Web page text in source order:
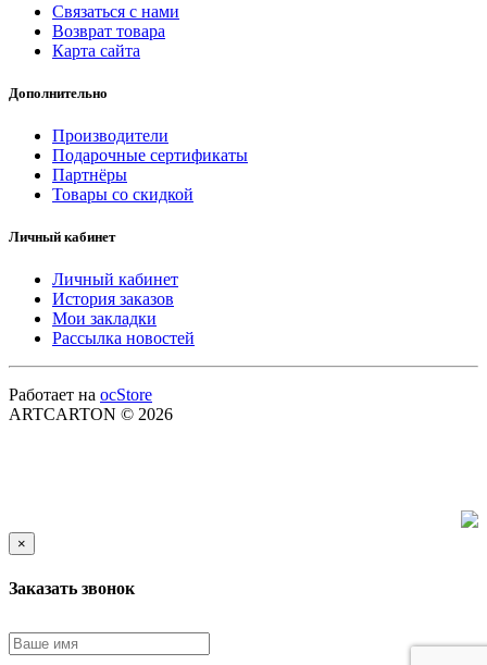
Связаться с нами
Возврат товара
Карта сайта
Дополнительно
Производители
Подарочные сертификаты
Партнёры
Товары со скидкой
Личный кабинет
Личный кабинет
История заказов
Мои закладки
Рассылка новостей
Работает на ocStore
ARTCARTON © 2026
×
Заказать звонок